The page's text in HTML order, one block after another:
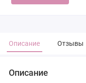
Описание Отзывы
Описание